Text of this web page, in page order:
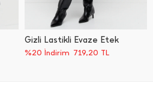
Gizli Lastikli Evaze Etek
%20 İndirim 719,20 TL